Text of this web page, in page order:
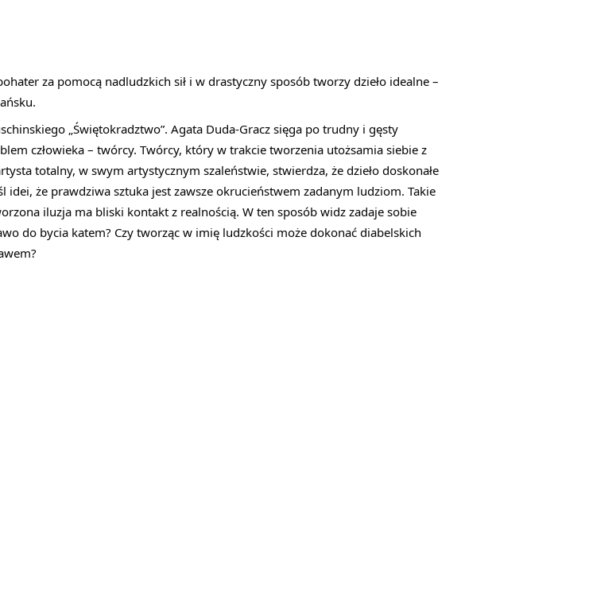
za pomocą nadludzkich sił i w drastyczny sposób tworzy dzieło idealne –
„Świętokradztwo”. Agata Duda-Gracz sięga po trudny i gęsty
człowieka – twórcy. Twórcy, który w trakcie tworzenia utożsamia siebie z
totalny, w swym artystycznym szaleństwie, stwierdza, że dzieło doskonałe
że prawdziwa sztuka jest zawsze okrucieństwem zadanym ludziom. Takie
iluzja ma bliski kontakt z realnością. W ten sposób widz zadaje sobie
do bycia katem? Czy tworząc w imię ludzkości może dokonać diabelskich